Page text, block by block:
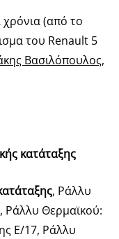
χρόνια (από το
του Renault 5
Βασιλόπουλος,
κατάταξης
, Ράλλυ
, Ράλλυ Θερμαϊκού:
Ε/17, Ράλλυ